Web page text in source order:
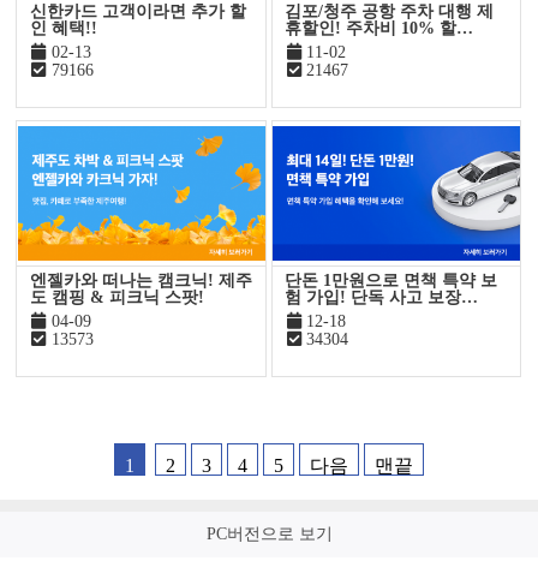
신한카드 고객이라면 추가 할
인 혜택!!
02-13
79166
김포/청주 공항 주차 대행 제
휴할인! 주차비 10% 할…
11-02
21467
엔젤카와 떠나는 캠크닉! 제주
도 캠핑 & 피크닉 스팟!
04-09
13573
단돈 1만원으로 면책 특약 보
험 가입! 단독 사고 보장…
12-18
34304
1 2 3 4 5 다음 맨끝
PC버전으로 보기